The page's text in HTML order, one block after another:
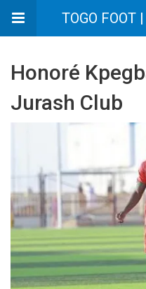
TOGO
Honoré
Jurash Club